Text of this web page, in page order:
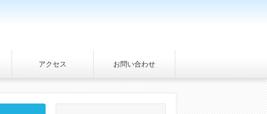
アクセス お問い合わせ